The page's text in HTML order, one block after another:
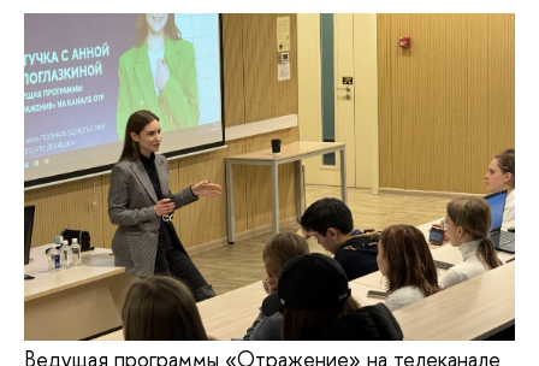
Ведущая программы «Отражение» на телеканале